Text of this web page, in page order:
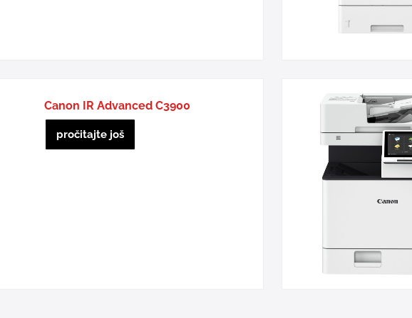
Canon IR Advanced C3900
pročitajte još